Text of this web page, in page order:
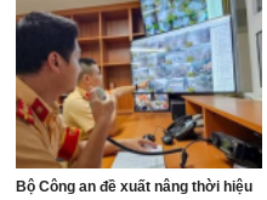
Bộ Công an đề xuất nâng thời hiệu